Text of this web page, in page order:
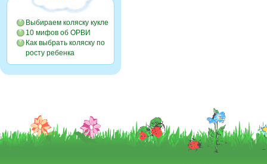
Выбираем коляску кукле
10 мифов об ОРВИ
Как выбрать коляску по
росту ребенка